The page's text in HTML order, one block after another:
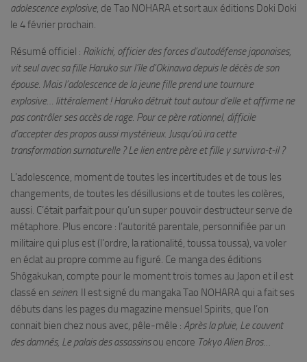
adolescence explosive, de Tao NOHARA et sort aux éditions Doki Doki
le 4 février prochain.
Résumé officiel : Raikichi, officier des forces d’autodéfense japonaises,
vit seul avec sa fille Haruko sur l’île d’Okinawa depuis le décès de son
épouse. Mais l’adolescence de la jeune fille prend une tournure
explosive… littéralement ! Haruko détruit tout autour d’elle et affirme ne
pas contrôler ses accès de rage. Pour ce père rationnel, difficile
d’accepter des propos aussi mystérieux. Jusqu’où ira cette
transformation surnaturelle ? Le lien entre père et fille y survivra-t-il ?
L’adolescence, moment de toutes les incertitudes et de tous les
changements, de toutes les désillusions et de toutes les colères,
aussi. C’était parfait pour qu’un super pouvoir destructeur serve de
métaphore. Plus encore : l’autorité parentale, personnifiée par un
militaire qui plus est (l’ordre, la rationalité, toussa toussa), va voler
en éclat au propre comme au figuré. Ce manga des éditions
Shôgakukan, compte pour le moment trois tomes au Japon et il est
classé en seinen. Il est signé du mangaka Tao NOHARA qui a fait ses
débuts dans les pages du magazine mensuel Spirits, que l’on
connait bien chez nous avec, pêle-mêle : Après la pluie, Le couvent
des damnés, Le palais des assassinsou encore Tokyo Alien Bros…